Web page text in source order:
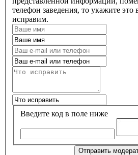
телефон заведения, то укажите
исправим.
Введите код в поле ниже
Отправить